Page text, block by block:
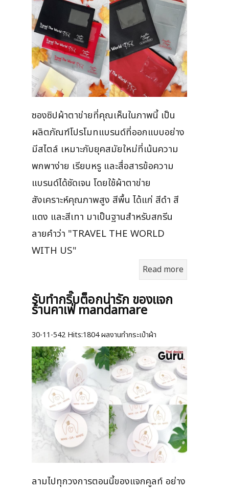
ซองซิปผ้าตาข่ายที่คุณเห็นในภาพนี้ เป็น
ผลิตภัณฑ์โปรโมทแบรนด์ที่ออกแบบอย่าง
มีสไตล์ เหมาะกับยุคสมัยใหม่ที่เน้นความ
พกพาง่าย เรียบหรู และสื่อสารข้อความ
แบรนด์ได้ชัดเจน โดยใช้ผ้าตาข่าย
สังเคราะห์คุณภาพสูง สีพื้น ได้แก่ สีดำ สี
แดง และสีเทา มาเป็นฐานสำหรับสกรีน
ลายคำว่า "TRAVEL THE WORLD
WITH US"
Read more
รับทำกริ๊บต็อกน่ารัก ของแจก
ร้านคาเฟ่ mandamare
30-11-542 Hits:1804 ผลงานทำกระเป๋าผ้า
ลามไปทุกวงการตอนนี้ของแจกคูลท์ อย่าง